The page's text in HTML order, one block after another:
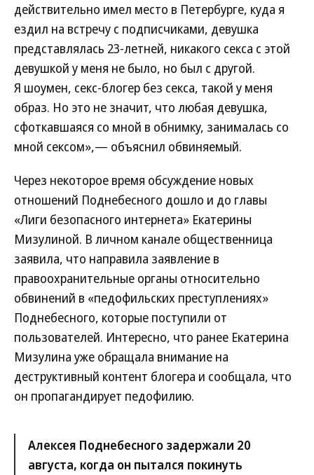
действительно имел место в Петербурге, куда я
ездил на встречу с подписчиками, девушка
представлялась 23-летней, никакого секса с этой
девушкой у меня не было, но был с другой.
Я шоумен, секс-блогер без секса, такой у меня
образ. Но это не значит, что любая девушка,
сфоткавшаяся со мной в обнимку, занималась со
мной сексом»,— объяснил обвиняемый.
Через некоторое время обсуждение новых
отношений Поднебесного дошло и до главы
«Лиги безопасного интернета» Екатерины
Мизулиной. В личном канале общественница
заявила, что направила заявление в
правоохранительные органы относительно
обвинений в «педофильских преступлениях»
Поднебесного, которые поступили от
пользователей. Интересно, что ранее Екатерина
Мизулина уже обращала внимание на
деструктивный контент блогера и сообщала, что
он пропагандирует педофилию.
Алексея Поднебесного задержали 20
августа, когда он пытался покинуть